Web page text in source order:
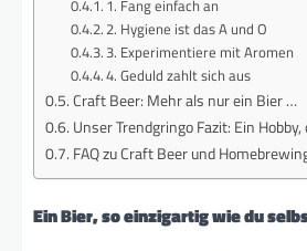
1. Fang einfach an
2. Hygiene ist das A und O
3. Experimentiere mit Aromen
4. Geduld zahlt sich aus
Craft Beer: Mehr als nur ein Bier …
Unser Trendgringo Fazit: Ein
FAQ zu Craft Beer und
Ein Bier, so einzigartig wie du